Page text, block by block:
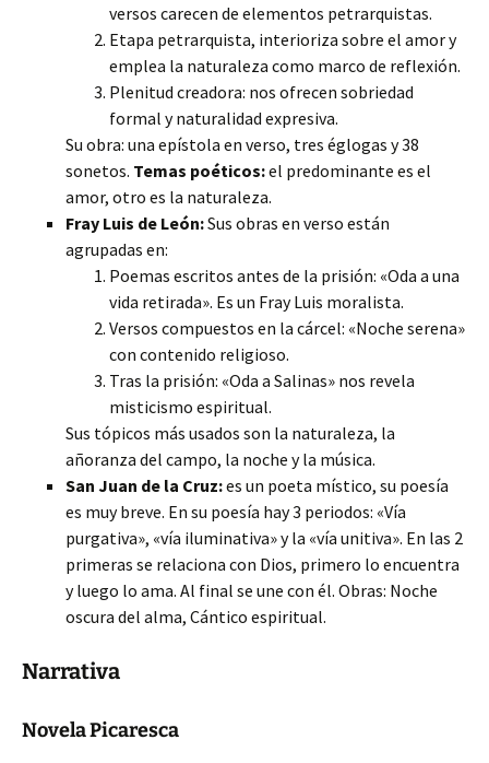
versos carecen de elementos petrarquistas.
Etapa petrarquista, interioriza sobre el amor y
emplea la naturaleza como marco de reflexión.
Plenitud creadora: nos ofrecen sobriedad
formal y naturalidad expresiva.
Su obra: una epístola en verso, tres églogas y 38
sonetos. Temas poéticos:el predominante es el
amor, otro es la naturaleza.
Fray Luis de León:Sus obras en verso están
agrupadas en:
Poemas escritos antes de la prisión: «Oda a una
vida retirada». Es un Fray Luis moralista.
Versos compuestos en la cárcel: «Noche serena»
con contenido religioso.
Tras la prisión: «Oda a Salinas» nos revela
misticismo espiritual.
Sus tópicos más usados son la naturaleza, la
añoranza del campo, la noche y la música.
San Juan de la Cruz:es un poeta místico, su poesía
es muy breve. En su poesía hay 3 periodos: «Vía
purgativa», «vía iluminativa» y la «vía unitiva». En las 2
primeras se relaciona con Dios, primero lo encuentra
y luego lo ama. Al final se une con él. Obras: Noche
oscura del alma, Cántico espiritual.
Narrativa
Novela Picaresca